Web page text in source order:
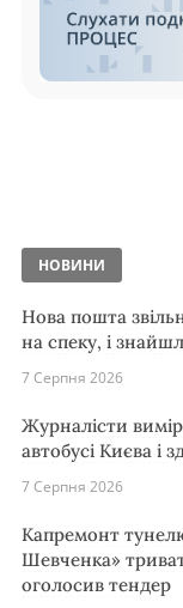
НОВИНИ
Нова пошта
на спеку, і
7 Серпня 2026
Журналісти
автобусі Києва і
7 Серпня 2026
Капремонт
Шевченка»
оголосив тендер